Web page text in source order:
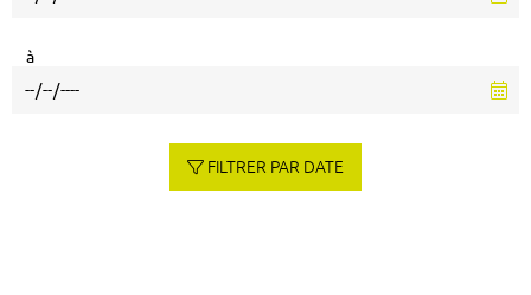
à
FILTRER PAR DATE